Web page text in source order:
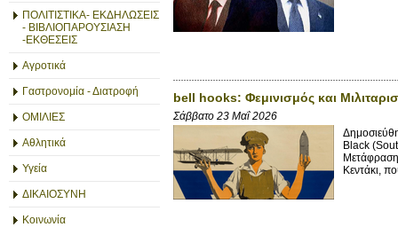
ΠΟΛΙΤΙΣΤΙΚΑ- ΕΚΔΗΛΩΣΕΙΣ
- ΒΙΒΛΙΟΠΑΡΟΥΣΙΑΣΗ
-ΕΚΘΕΣΕΙΣ
Αγροτικά
Γαστρονομία - Διατροφή
ΟΜΙΛΙΕΣ
Αθλητικά
Υγεία
ΔΙΚΑΙΟΣΥΝΗ
Κοινωνία
bell hooks: Φεμινισμός και
Σάββατο 23 Μαΐ 2026
Black
Κεντάκι,